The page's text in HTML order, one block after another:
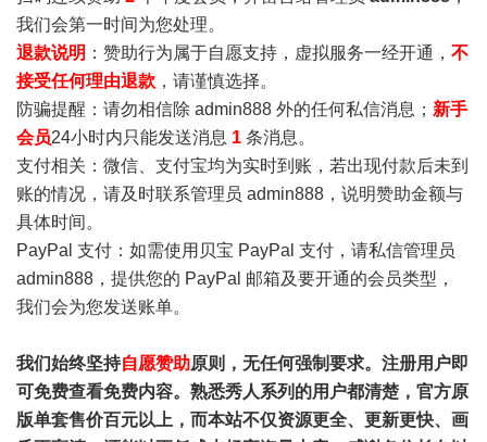
我们会第一时间为您处理。
退款说明 ：赞助行为属于自愿支持，虚拟服务一经开通， 不
接受任何理由退款 ，请谨慎选择。
防骗提醒：请勿相信除 admin888 外的任何私信消息； 新手
会员24小时内只能发送消息 1 条消息。
支付相关：微信、支付宝均为实时到账，若出现付款后未到
账的情况，请及时联系管理员 admin888，说明赞助金额与
具体时间。
PayPal 支付：如需使用贝宝 PayPal 支付，请私信管理员
admin888，提供您的 PayPal 邮箱及要开通的会员类型，
我们会为您发送账单。
我们始终坚持自愿赞助原则，无任何强制要求。注册用户即
可免费查看免费内容。熟悉秀人系列的用户都清楚，官方原
版单套售价百元以上，而本站不仅资源更全、更新更快、画